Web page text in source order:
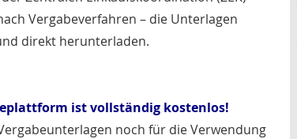
Vergabeverfahren – die Unterlagen
direkt herunterladen.
ist vollständig kostenlos!
noch für die Verwendung